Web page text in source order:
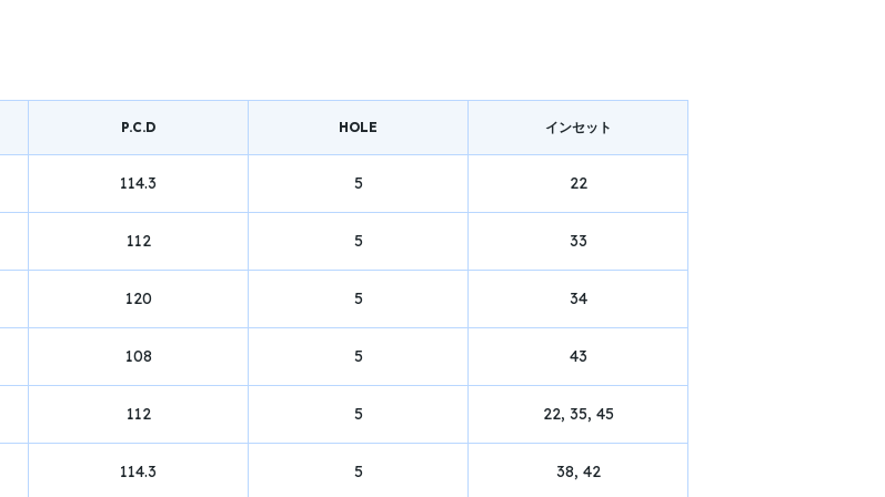
P.C.D HOLE インセット
114.3 5 22
112 5 33
120 5 34
108 5 43
112 5 22, 35, 45
114.3 5 38, 42